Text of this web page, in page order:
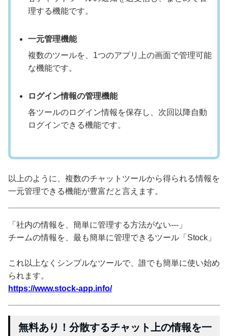
理する機能です。
一元管理機能
複数のツールを、1つのアプリ上の画面で管理可能
な機能です。
ログイン情報の管理機能
各ツールのログイン情報を保存し、次回以降自動
ログインできる機能です。
以上のように、複数のチャットツールから得られる情報を
一元管理できる機能が豊富だと言えます。
「社内の情報を、簡単に管理する方法がない---」
チームの情報を、最も簡単に管理できるツール「Stock」
これ以上なくシンプルなツールで、誰でも簡単に使い始め
られます。
https://www.stock-app.info/
無料あり！分散するチャット上の情報を一